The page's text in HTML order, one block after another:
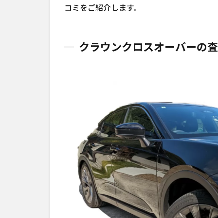
コミをご紹介します。
クラウンクロスオーバーの